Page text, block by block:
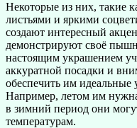
Некоторые из них, такие
листьями и яркими
создают интересный
демонстрируют своё
настоящим украшением
аккуратной посадки и
обеспечить им идеальные
Например, летом им
в зимний период они
температурам.